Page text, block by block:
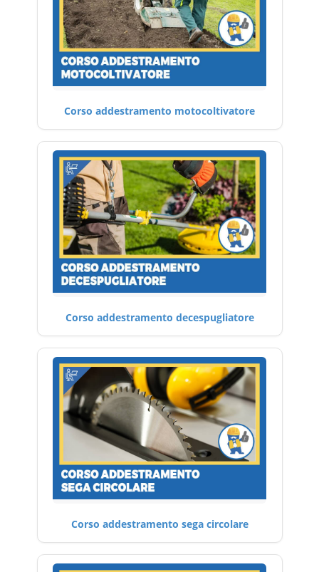
Corso addestramento motocoltivatore
Corso addestramento decespugliatore
Corso addestramento sega circolare